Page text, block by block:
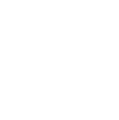
в Орле Апальков Вячеслав